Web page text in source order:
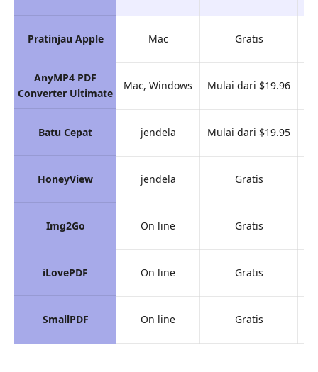
Pratinjau Apple
AnyMP4 PDF
Converter Ultimate
Batu Cepat
HoneyView
Img2Go
iLovePDF
SmallPDF
Mac Gratis
Mac, Windows Mulai dari $19.96
jendela Mulai dari $19.95
jendela Gratis
On line Gratis
On line Gratis
On line Gratis